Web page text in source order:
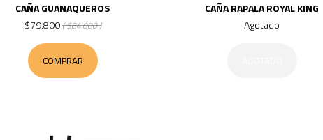
CAÑA GUANAQUEROS
$79.800( $84.000 )
COMPRAR
CAÑA RAPALA ROYAL KING
Agotado